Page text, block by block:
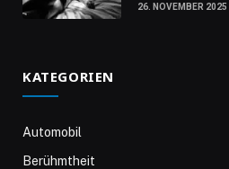
26. NOVEMBER 2025
KATEGORIEN
Automobil
Berühmtheit